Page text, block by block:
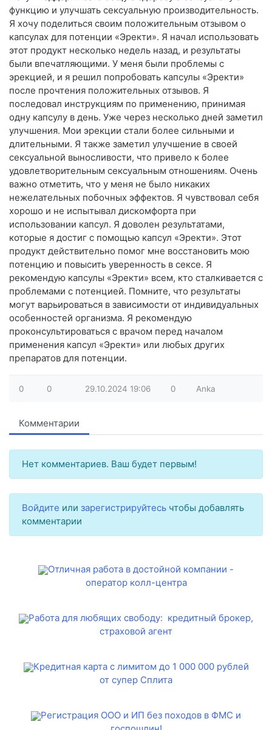
функцию и улучшать сексуальную производительность.
Я хочу поделиться своим положительным отзывом о
капсулах для потенции «Эректи». Я начал использовать
этот продукт несколько недель назад, и результаты
были впечатляющими. У меня были проблемы с
эрекцией, и я решил попробовать капсулы «Эректи»
после прочтения положительных отзывов. Я
последовал инструкциям по применению, принимая
одну капсулу в день. Уже через несколько дней заметил
улучшения. Мои эрекции стали более сильными и
длительными. Я также заметил улучшение в своей
сексуальной выносливости, что привело к более
удовлетворительным сексуальным отношениям. Очень
важно отметить, что у меня не было никаких
нежелательных побочных эффектов. Я чувствовал себя
хорошо и не испытывал дискомфорта при
использовании капсул. Я доволен результатами,
которые я достиг с помощью капсул «Эректи». Этот
продукт действительно помог мне восстановить мою
потенцию и повысить уверенность в сексе. Я
рекомендую капсулы «Эректи» всем, кто сталкивается с
проблемами с потенцией. Помните, что результаты
могут варьироваться в зависимости от индивидуальных
особенностей организма. Я рекомендую
проконсультироваться с врачом перед началом
применения капсул «Эректи» или любых других
препаратов для потенции.
0 0 29.10.2024 19:06 0 Anka
Комментарии
Нет комментариев. Ваш будет первым!
Войдите или зарегистрируйтесь чтобы добавлять
комментарии
Отличная работа в достойной компании -
оператор колл-центра
Работа для любящих свободу: кредитный брокер,
страховой агент
Кредитная карта с лимитом до 1 000 000 рублей
от супер Сплита
Регистрация ООО и ИП без походов в ФМС и